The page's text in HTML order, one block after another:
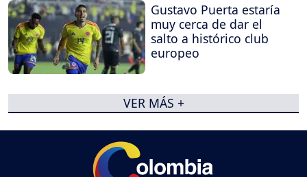
Gustavo Puerta estaría
muy cerca de dar el
salto a histórico club
europeo
VER MÁS +